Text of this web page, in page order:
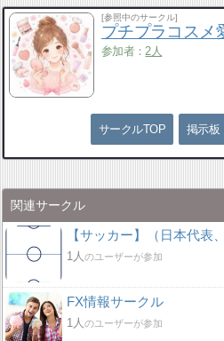
[参照中のサークル]
プチプラコスメ
参加者： 2人
サークルTOP 掲示板
関連サークル
1人のユーザーが参加
FX情報サークル
1人のユーザーが参加